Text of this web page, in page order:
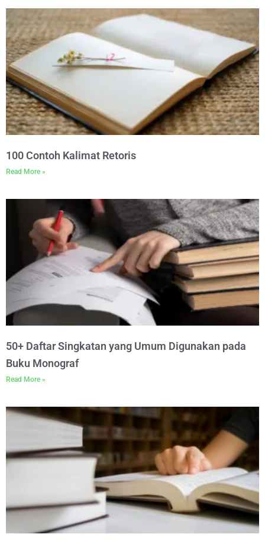
100 Contoh Kalimat Retoris
Read More »
50+ Daftar Singkatan yang Umum Digunakan pada
Buku Monograf
Read More »